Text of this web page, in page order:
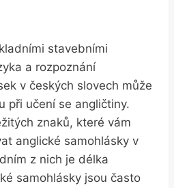
stavebními
a rozpoznání
v českých slovech může
při učení se angličtiny.
znaků, které vám
anglické samohlásky v
z nich je délka
samohlásky jsou často